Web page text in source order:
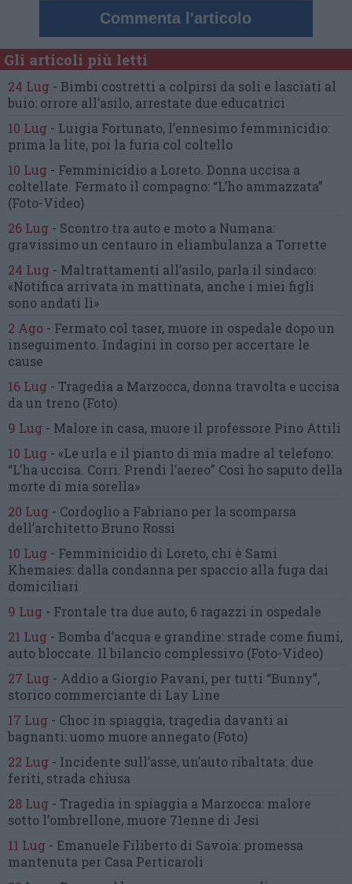
Commenta l'articolo
Gli articoli più letti
24 Lug - Bimbi costretti a colpirsi da soli e lasciati al
buio: orrore all’asilo, arrestate due educatrici
10 Lug - Luigia Fortunato, l’ennesimo femminicidio:
prima la lite, poi la furia col coltello
10 Lug - Femminicidio a Loreto. Donna uccisa a
coltellate. Fermato il compagno: “L’ho ammazzata”
(Foto-Video)
26 Lug - Scontro tra auto e moto a Numana:
gravissimo un centauro in eliambulanza a Torrette
24 Lug - Maltrattamenti all’asilo, parla il sindaco:
«Notifica arrivata in mattinata, anche i miei figli
sono andati lì»
2 Ago - Fermato col taser, muore in ospedale dopo un
inseguimento. Indagini in corso per accertare le
cause
16 Lug - Tragedia a Marzocca, donna travolta e uccisa
da un treno (Foto)
9 Lug - Malore in casa, muore il professore Pino Attili
10 Lug - «Le urla e il pianto di mia madre al telefono:
“L’ha uccisa. Corri. Prendi l’aereo” Così ho saputo della
morte di mia sorella»
20 Lug - Cordoglio a Fabriano per la scomparsa
dell’architetto Bruno Rossi
10 Lug - Femminicidio di Loreto, chi è Sami
Khemaies: dalla condanna per spaccio alla fuga dai
domiciliari
9 Lug - Frontale tra due auto, 6 ragazzi in ospedale
21 Lug - Bomba d’acqua e grandine: strade come fiumi,
auto bloccate. Il bilancio complessivo (Foto-Video)
27 Lug - Addio a Giorgio Pavani, per tutti “Bunny”,
storico commerciante di Lay Line
17 Lug - Choc in spiaggia, tragedia davanti ai
bagnanti:uomo muore annegato (Foto)
22 Lug - Incidente sull’asse, un’auto ribaltata: due
feriti, strada chiusa
28 Lug - Tragedia in spiaggia a Marzocca: malore
sotto l’ombrellone, muore 71enne di Jesi
11 Lug - Emanuele Filiberto di Savoia: promessa
mantenuta per Casa Perticaroli